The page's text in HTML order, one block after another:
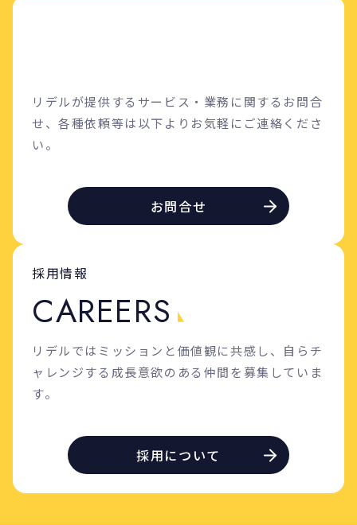
リデルが提供するサービス・業務に関するお問合
せ、各種依頼等は以下よりお気軽にご連絡くださ
い。
お問合せ
採用情報
CAREERS
リデルではミッションと価値観に共感し、自らチ
ャレンジする成長意欲のある仲間を募集していま
す。
採用について